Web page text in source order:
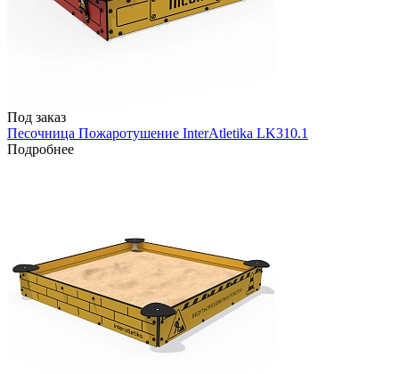
Под заказ
Песочница Пожаротушение InterAtletika LK310.1
Подробнее